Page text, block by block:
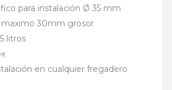
para instalación Ø 35 mm
maximo 30mm grosor
litros
en cualquier fregadero